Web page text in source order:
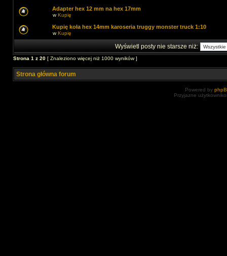
Adapter hex 12 mm na hex 17mm
wKupię
Kupię koła hex 14mm karoseria truggy monster truck 1:10
wKupię
Wyświetl posty nie starsze niż:
Strona 1 z 20 [ Znaleziono więcej niż 1000 wyników ]
Strona główna forum
Powered by
Przyjazne